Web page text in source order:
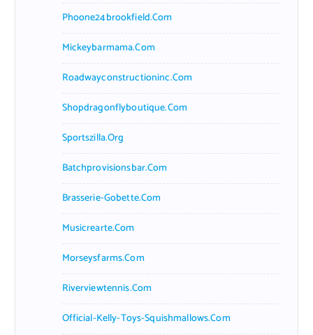
Phoone24brookfield.com
Mickeybarmama.com
Roadwayconstructioninc.com
Shopdragonflyboutique.com
Sportszilla.org
Batchprovisionsbar.com
Brasserie-Gobette.com
Musicrearte.com
Morseysfarms.com
Riverviewtennis.com
Official-Kelly-Toys-Squishmallows.com